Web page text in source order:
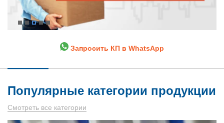
Запросить КП в WhatsApp
Популярные категории продукции
Смотреть все категории